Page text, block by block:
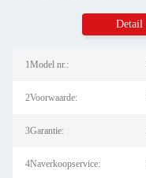
Detail
1Model nr.:
2Voorwaarde:
3Garantie:
4Naverkoopservice: